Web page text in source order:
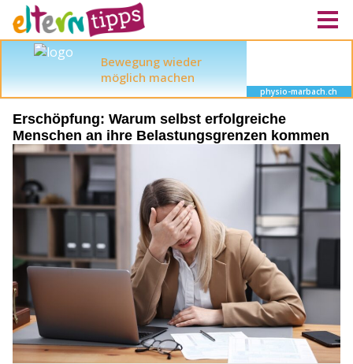
Erschöpfung: Warum selbst erfolgreiche
Menschen an ihre Belastungsgrenzen kommen